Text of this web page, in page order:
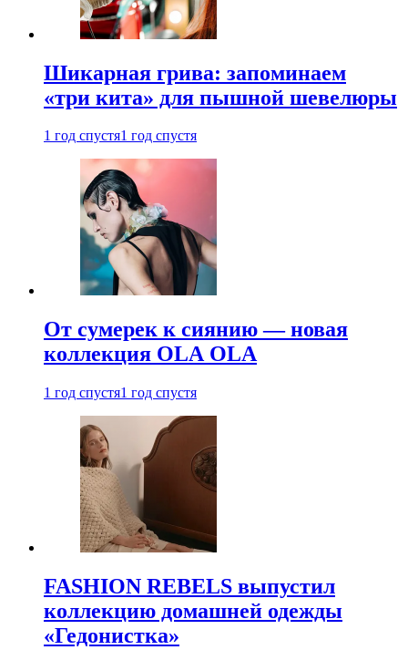
Шикарная грива: запоминаем
«три кита» для пышной шевелюры
1 год спустя1 год спустя
От сумерек к сиянию — новая
коллекция OLA OLA
1 год спустя1 год спустя
FASHION REBELS выпустил
коллекцию домашней одежды
«Гедонистка»